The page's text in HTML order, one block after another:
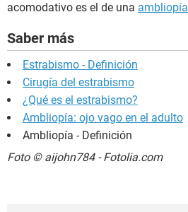
acomodativo es el de una ambliopía
Saber más
Estrabismo - Definición
Cirugía del estrabismo
¿Qué es el estrabismo?
Ambliopía: ojo vago en el adulto
Ambliopía - Definición
Foto © aijohn784 - Fotolia.com